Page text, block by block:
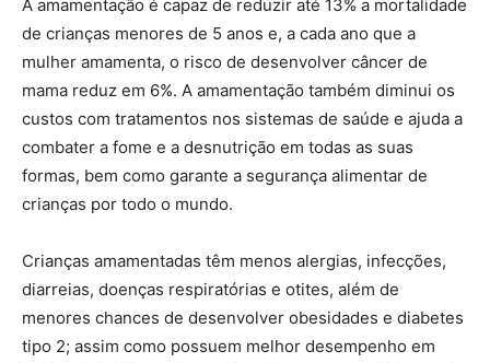
A amamentação é capaz de reduzir até 13% a mortalidade
de crianças menores de 5 anos e, a cada ano que a
mulher amamenta, o risco de desenvolver câncer de
mama reduz em 6%. A amamentação também diminui os
custos com tratamentos nos sistemas de saúde e ajuda a
combater a fome e a desnutrição em todas as suas
formas, bem como garante a segurança alimentar de
crianças por todo o mundo.
Crianças amamentadas têm menos alergias, infecções,
diarreias, doenças respiratórias e otites, além de
menores chances de desenvolver obesidades e diabetes
tipo 2; assim como possuem melhor desempenho em